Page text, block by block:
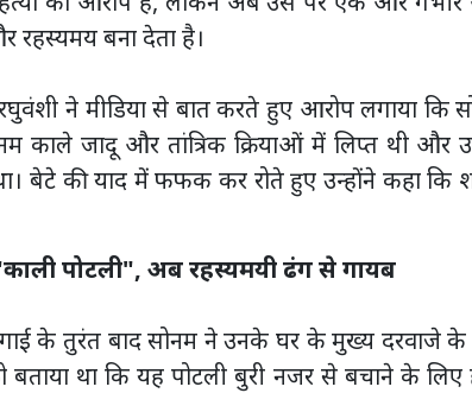
रहस्यमय बना देता है।
ने मीडिया से बात करते हुए आरोप लगाया कि
काले जादू और तांत्रिक क्रियाओं में लिप्त थी और
था। बेटे की याद में फफक कर रोते हुए उन्होंने कहा
पोटली", अब रहस्यमयी ढंग से गायब
के तुरंत बाद सोनम ने उनके घर के मुख्य दरवाजे के
बताया था कि यह पोटली बुरी नजर से बचाने के लिए